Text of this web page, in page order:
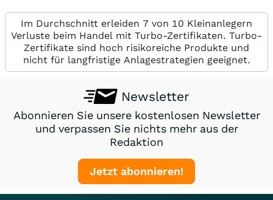
Im Durchschnitt erleiden 7 von 10 Kleinanlegern
Verluste beim Handel mit Turbo-Zertifikaten. Turbo-
Zertifikate sind hoch risikoreiche Produkte und
nicht für langfristige Anlagestrategien geeignet.
Newsletter
Abonnieren Sie unsere kostenlosen Newsletter
und verpassen Sie nichts mehr aus der
Redaktion
Jetzt abonnieren!